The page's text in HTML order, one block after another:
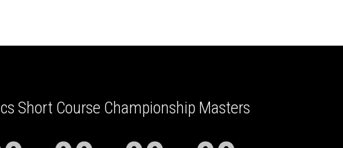
Short Course Championship Masters